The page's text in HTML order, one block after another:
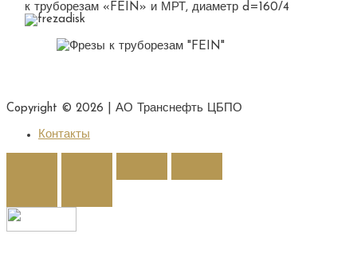
к труборезам «FEIN» и МРТ, диаметр d=160/4
Copyright © 2026 | АО Транснефть ЦБПО
Контакты